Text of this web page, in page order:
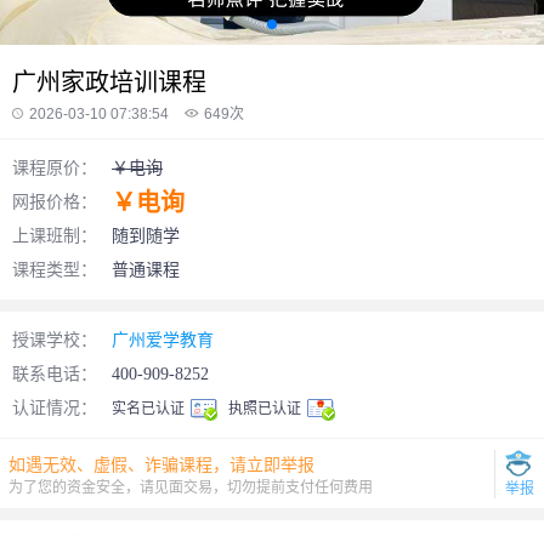
广州家政培训课程
2026-03-10 07:38:54 649次
课程原价：
￥电询
网报价格：
￥电询
上课班制：
随到随学
课程类型：
普通课程
授课学校：
广州爱学教育
联系电话：
400-909-8252
认证情况：
实名已认证 执照已认证
如遇无效、虚假、诈骗课程，请立即举报
为了您的资金安全，请见面交易，切勿提前支付任何费用 举报